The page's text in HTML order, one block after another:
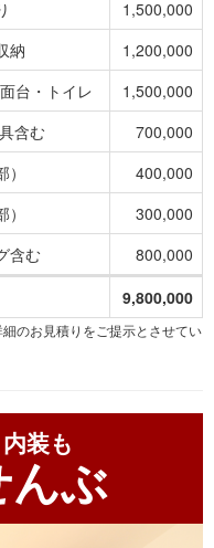
1,500,000
納
1,200,000
台・トイレ
1,500,000
含む
700,000
400,000
300,000
含む
800,000
9,800,000
のお見積りをご提示とさせてい
装も
んぶ